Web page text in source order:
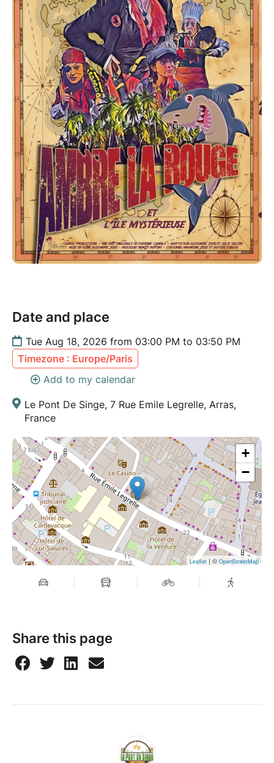
Date and place
Tue Aug 18, 2026 from 03:00 PM to 03:50 PM
Timezone : Europe/Paris
Add to my calendar
Le Pont De Singe, 7 Rue Emile Legrelle, Arras,
France
+
−
Leaflet | © OpenStreetMap
Share this page